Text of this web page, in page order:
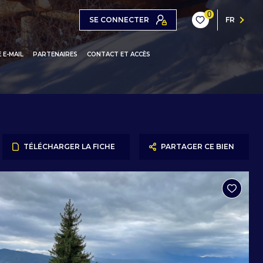
SE CONNECTER
0
FR
/ CHALETS
E-MAIL PARTENAIRES CONTACT ET ACCÈS
TÉLÉCHARGER LA FICHE PARTAGER CE BIEN